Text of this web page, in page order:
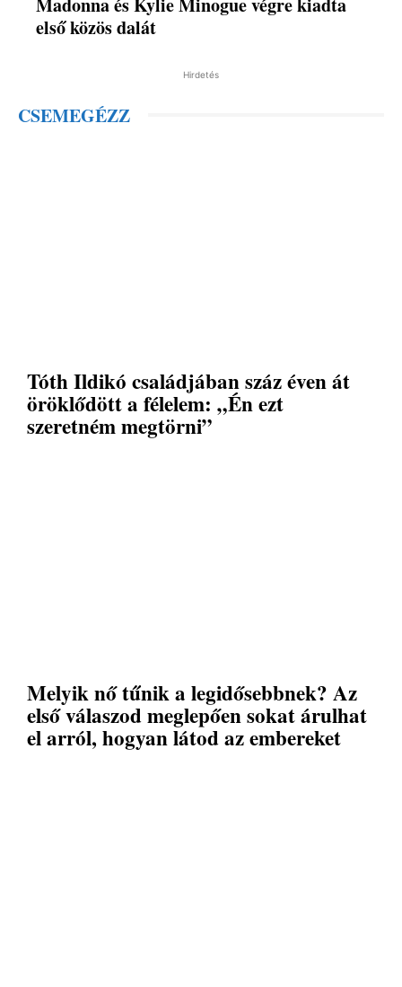
első közös dalát
Hirdetés
CSEMEGÉZZ
Tóth Ildikó családjában száz éven át
öröklődött a félelem: „Én ezt
szeretném megtörni”
Melyik nő tűnik a legidősebbnek? Az
első válaszod meglepően sokat árulhat
el arról, hogyan látod az embereket